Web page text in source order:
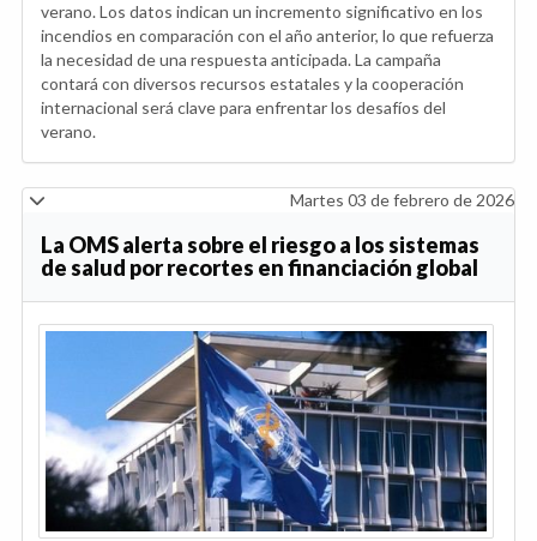
verano. Los datos indican un incremento significativo en los
incendios en comparación con el año anterior, lo que refuerza
la necesidad de una respuesta anticipada. La campaña
contará con diversos recursos estatales y la cooperación
internacional será clave para enfrentar los desafíos del
verano.
Martes 03 de febrero de 2026
La OMS alerta sobre el riesgo a los sistemas
de salud por recortes en financiación global